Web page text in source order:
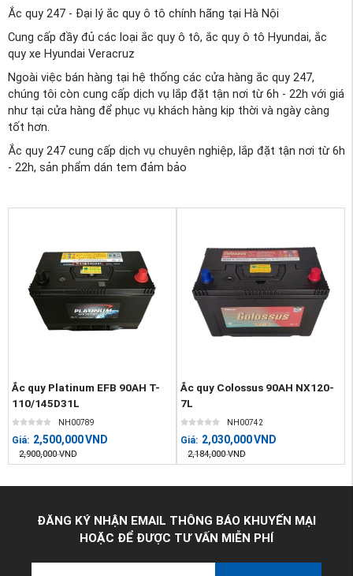
Ắc quy 247 - Đại lý ắc quy ô tô chính hãng tại Hà Nội
Cung cấp đầy đủ các loại ắc quy ô tô, ắc quy ô tô Hyundai, ắc
quy xe Hyundai Veracruz
Ngoài việc bán hàng tại hệ thống các cửa hàng ắc quy 247,
chúng tôi còn cung cấp dịch vụ lắp đặt tận nơi từ 6h - 22h với giá
như tại cửa hàng để phục vụ khách hàng kịp thời và ngày càng
tốt hơn.
Ắc quy 247 cung cấp dịch vụ chuyên nghiệp, lắp đặt tận nơi từ 6h
- 22h, sản phẩm dán tem đảm bảo
Ắc quy Platinum EFB 90AH T-
110/145D31L
NH00789
Giá: 2,500,000VND
2,900,000 VND
Ắc quy Colossus 90AH NX120-
7L
NH00742
Giá: 2,030,000VND
2,184,000 VND
ĐĂNG KÝ NHẬN EMAIL THÔNG BÁO KHUYẾN MẠI
HOẶC ĐỂ ĐƯỢC TƯ VẤN MIỄN PHÍ